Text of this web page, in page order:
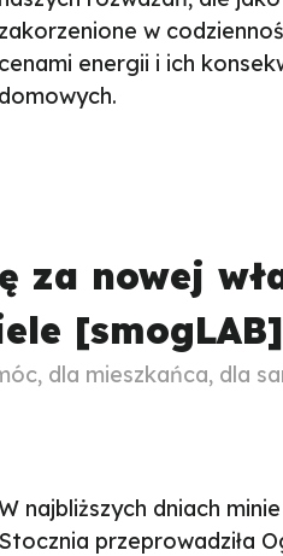
zakorzenione w
cenami energii i ich
domowych.
za nowej
[smogLAB]
dla mieszkańca, dla
najbliższych dniach
Stocznia przeprowadziła